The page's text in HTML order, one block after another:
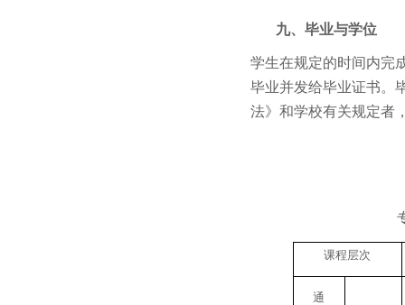
九、毕业与学位
学生在规定的时间内完
毕业并发给毕业证书。
法》和学校有关规定者
课程层次
通